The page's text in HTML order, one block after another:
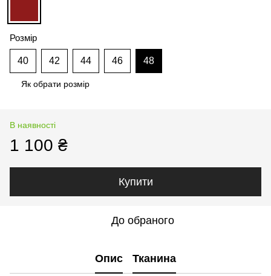
Розмір
40 42 44 46 48
Як обрати розмір
В наявності
1 100 ₴
Купити
До обраного
Опис Тканина